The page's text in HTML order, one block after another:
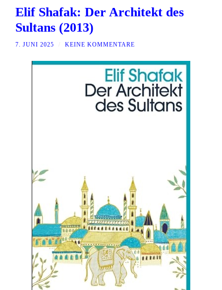
Elif Shafak: Der Architekt des
Sultans (2013)
7. JUNI 2025 KEINE KOMMENTARE